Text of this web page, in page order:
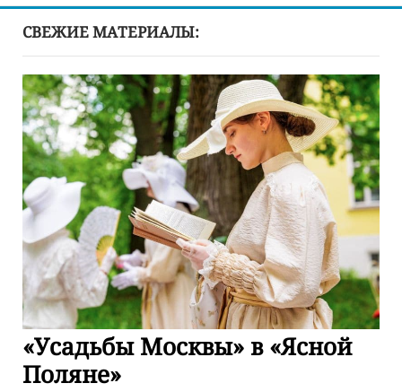
СВЕЖИЕ МАТЕРИАЛЫ:
«Усадьбы Москвы» в «Ясной
Поляне»